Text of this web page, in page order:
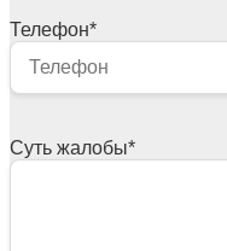
Телефон*
Суть жалобы*